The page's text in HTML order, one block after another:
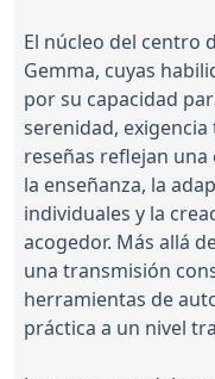
El núcleo del centro
Gemma, cuyas
por su capacidad
serenidad,
reseñas reflejan
la enseñanza, la
individuales y la
acogedor. Más allá
una transmisión
herramientas de
práctica a un nivel